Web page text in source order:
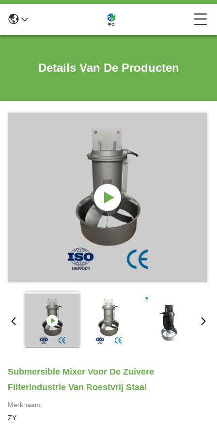
Details Van De Producten
Submersible Mixer Voor De Zuivere
Filterindustrie Van Roestvrij Staal
Merknaam:
ZY